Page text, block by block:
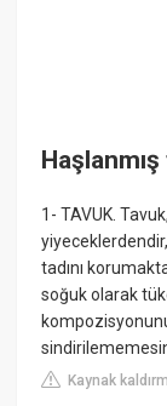
Haşlanmış
1- TAVUK.
yiyeceklerdendir,
tadını
soğuk olarak
Kaynak